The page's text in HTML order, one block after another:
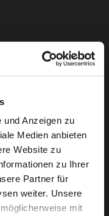
und Anzeigen zu
Medien anbieten
Website zu
zu Ihrer
Partner für
weiter. Unsere
mit